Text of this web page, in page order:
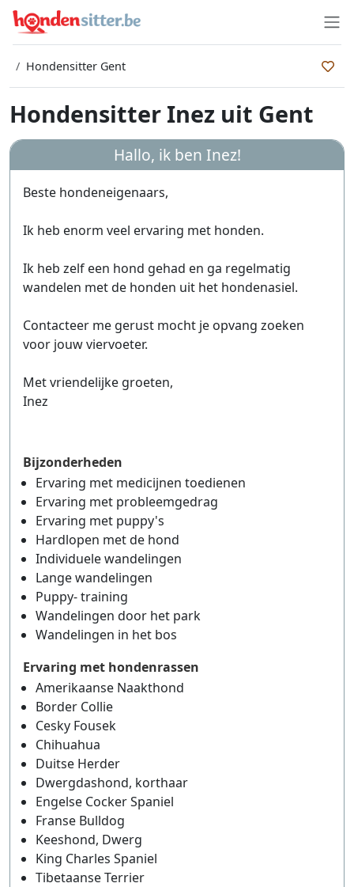
Hondensitter Gent
Hondensitter Inez uit Gent
Hallo, ik ben Inez!
Beste hondeneigenaars,
Ik heb enorm veel ervaring met honden.
Ik heb zelf een hond gehad en ga regelmatig
wandelen met de honden uit het hondenasiel.
Contacteer me gerust mocht je opvang zoeken
voor jouw viervoeter.
Met vriendelijke groeten,
Inez
Bijzonderheden
Ervaring met medicijnen toedienen
Ervaring met probleemgedrag
Ervaring met puppy's
Hardlopen met de hond
Individuele wandelingen
Lange wandelingen
Puppy- training
Wandelingen door het park
Wandelingen in het bos
Ervaring met hondenrassen
Amerikaanse Naakthond
Border Collie
Cesky Fousek
Chihuahua
Duitse Herder
Dwergdashond, korthaar
Engelse Cocker Spaniel
Franse Bulldog
Keeshond, Dwerg
King Charles Spaniel
Tibetaanse Terrier